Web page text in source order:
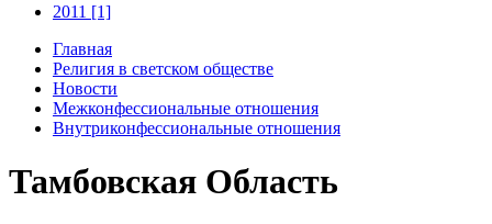
2011 [1]
Главная
Религия в светском обществе
Новости
Межконфессиональные отношения
Внутриконфессиональные отношения
Тамбовская Область